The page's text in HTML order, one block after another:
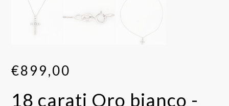
€899,00
18 carati Oro bianco -